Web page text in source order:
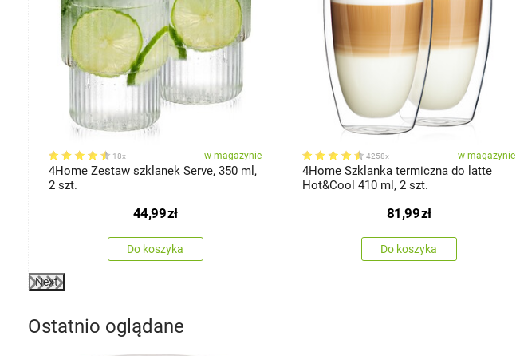
18x w magazynie
4Home Zestaw szklanek Serve, 350 ml,
2 szt.
44,99zł
Do koszyka
4258x w magazynie
4Home Szklanka termiczna do latte
Hot&Cool 410 ml, 2 szt.
81,99zł
Do koszyka
Next
Ostatnio oglądane